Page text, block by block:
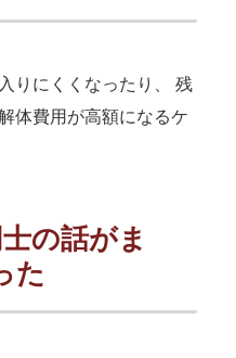
りにくくなったり、 残
体費用が高額になるケ
の話がま
た